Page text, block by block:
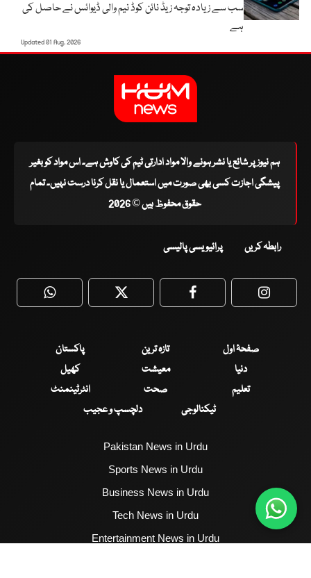
سب سے زیادہ توجہ زیڈ نائن کوڈ نیم والی ڈیوائس نے حاصل کی
ہے
Updated 01 Aug, 2026
ہم نیوز پر شائع یا نشر ہونے والا مواد ادارتی ٹیم کی کاوش ہے۔ اس مواد کو بغیر
پیشگی اجازت کسی بھی صورت میں استعمال یا نقل کرنا درست نہیں۔ تمام
حقوق محفوظ ہیں © 2026
رابطہ کریں پرائیویسی پالیسی
WhatsApp Twitter Facebook
صفحۂ اول تازہ ترین
پاکستان
دنیا
معیشت
کھیل
تعلیم
صحت
انٹرٹینمنٹ
ٹیکنالوجی
دلچسپ و عجیب
Pakistan News in Urdu
Sports News in Urdu
Business News in Urdu
Tech News in Urdu
Entertainment News in Urdu